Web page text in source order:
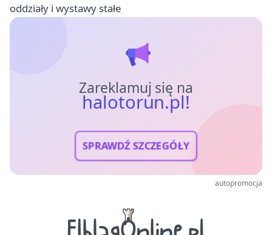
oddziały i wystawy stałe
Zareklamuj się na
halotorun.pl!
SPRAWDŹ SZCZEGÓŁY
autopromocja